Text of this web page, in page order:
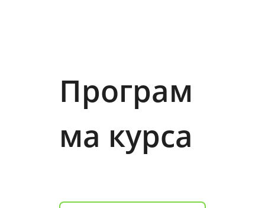
Програм
ма курса